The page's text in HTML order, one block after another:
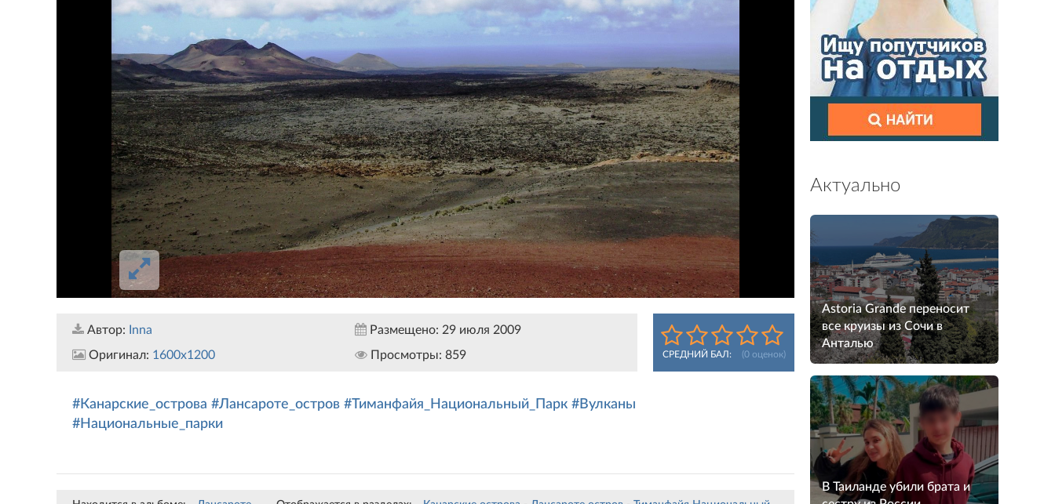
Автор:
Inna
Оригинал: 1600x1200
Размещено: 29 июля 2009
Просмотры: 859 СРЕДНИЙ БАЛ: (0оценок)
#Канарские_острова #Лансароте_остров #Тиманфайя_Национальный_Парк #Вулканы
#Национальные_парки
Актуально
Astoria Grande переносит
все круизы из Сочи в
Анталью
В Таиланде убили брата и